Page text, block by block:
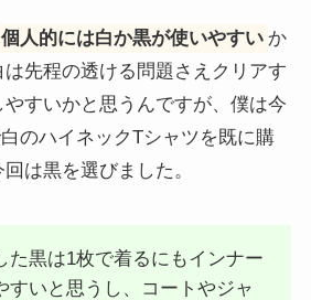
個人的には白か黒が使いやすい か
先程の透ける問題さえクリアす
すいかと思うんですが、僕は今
のハイネックTシャツを既に購
は黒を選びました。
た黒は1枚で着るにもインナー
すいと思うし、コートやジャ